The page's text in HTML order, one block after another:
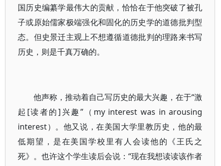
国历史编纂学最伟大的贡献，恰恰在于他突破了被孔
子或原始儒家极端强化和固化的历史学的道德批判型
态。但史景迁主观上不想遵循道德批判的理路来书写
历史，则是千真万确的。
他声称，推动着自己写历史的最大兴趣，在于“激
起[读者的]兴趣”（my interest was in arousing
interest）。他又说，在美国大学里教历史，他的最
低期望，是在美国学校里有人会读他的《王氏之
死》。也许这个学生读后会说：“现在我想读读该作者